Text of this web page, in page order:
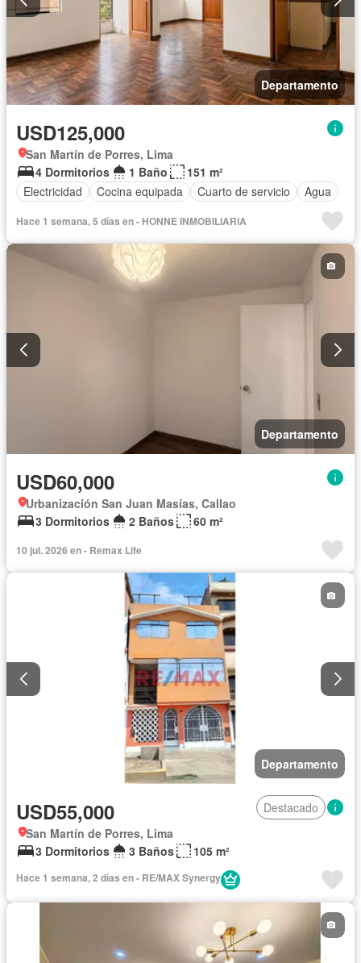
Departamento
USD125,000
San Martín de Porres, Lima
4 Dormitorios
1 Baño
151 m²
Electricidad
Cocina equipada Cuarto de servicio Agua
Hace 1 semana, 5 días en - HONNE INMOBILIARIA
Departamento
USD60,000
Urbanización San Juan Masías, Callao
3 Dormitorios
2 Baños 60 m²
10 jul. 2026 en - Remax Life
Departamento
USD55,000
Destacado
San Martín de Porres, Lima
3 Dormitorios
3 Baños 105 m²
Hace 1 semana, 2 días en - RE/MAX Synergy